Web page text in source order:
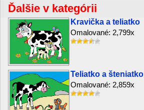
Ďalšie v kategórii
Kravička a teliatko
Omalované: 2,799x
Teliatko a šteniatko
Omalované: 2,859x